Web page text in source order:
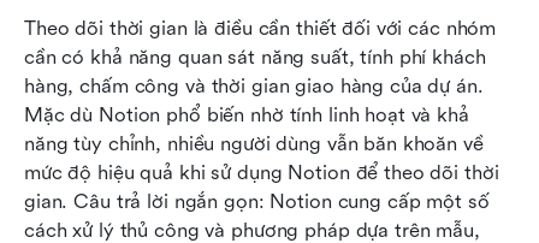
Theo dõi thời gian là điều cần thiết đối với các nhóm
cần có khả năng quan sát năng suất, tính phí khách
hàng, chấm công và thời gian giao hàng của dự án.
Mặc dù Notion phổ biến nhờ tính linh hoạt và khả
năng tùy chỉnh, nhiều người dùng vẫn băn khoăn về
mức độ hiệu quả khi sử dụng Notion để theo dõi thời
gian. Câu trả lời ngắn gọn: Notion cung cấp một số
cách xử lý thủ công và phương pháp dựa trên mẫu,
khả năng theo dõi thời gian của Notion
Tùy chọn mới: Thử dùng Lark như một trung tâm
thống nhất để theo dõi và quản lý thời gian
Danh sách kiểm tra cuối cùng: Notion so với
Lark để theo dõi thời gian
Kết luận